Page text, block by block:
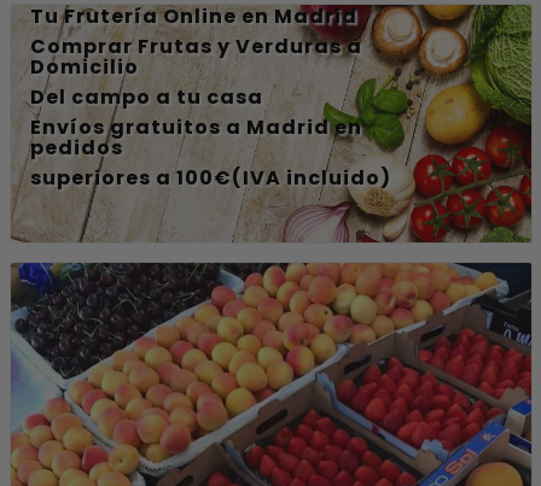
Tu Frutería Online en Madrid
Comprar Frutas y Verduras a
Domicilio
Del campo a tu casa
Envíosgratuitos a Madrid en
pedidos
superiores a 100€(IVA incluido)